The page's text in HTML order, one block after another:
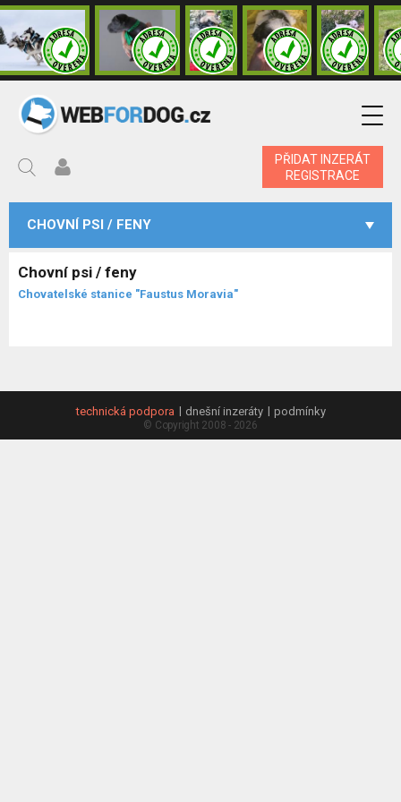
PŘIDAT INZERÁT
REGISTRACE
CHOVNÍ PSI / FENY
Chovní psi / feny
Chovatelské stanice "Faustus Moravia"
technická podpora dnešní inzeráty podmínky
© Copyright 2008 - 2026